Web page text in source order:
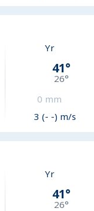
Yr
41°
26°
0 mm
3 (- -) m/s
Yr
41°
26°